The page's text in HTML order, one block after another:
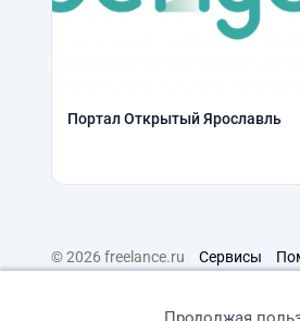
Портал Открытый Ярославль
© 2026 freelance.ru Сервисы